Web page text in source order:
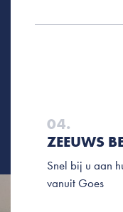
04.
ZEEUWS
Snel bij u aan
vanuit Goes